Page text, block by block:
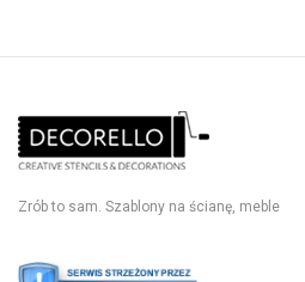
Zrób to sam. Szablony na ścianę, meble